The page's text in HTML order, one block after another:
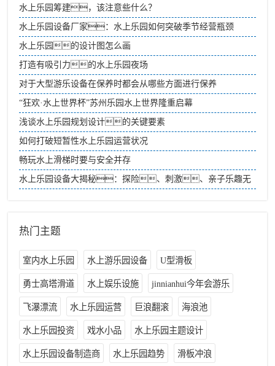
儿童设计的水上游乐设施
中心，提供了各种各
样的水上设施，如水
滑梯、漂流河、波浪
足孩...
水上乐园筹建，该注意些什么？
水上乐园设备厂家：水上乐园如何突破季节经营瓶颈
水上乐园的设计图怎么画
打造有吸引力的水上乐园夜场
对于大型游乐设备在保养时都会从哪些方面进行保养
“狂欢·水上世界杯”苏州乐园水上世界隆重启幕
浅谈水上乐园规划设计的关键要素
如何打破短暂性水上乐园运营状况
畅玩水上滑梯时要与安全并存
水上乐园设备大揭秘：探险、刺激、亲子乐趣无
热门主题
室内水上乐园 水上游乐园设备 U型滑板
勇士高塔滑道 水上娱乐设施 jinnianhui今年会游乐
飞瀑漂流 水上乐园运营 巨浪翻滚 海浪池
水上乐园投资 戏水小品 水上乐园主题设计
水上乐园设备制造商 水上乐园趋势 滑板冲浪